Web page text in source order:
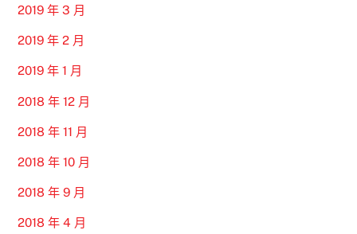
2019 年 3 月
2019 年 2 月
2019 年 1 月
2018 年 12 月
2018 年 11 月
2018 年 10 月
2018 年 9 月
2018 年 4 月